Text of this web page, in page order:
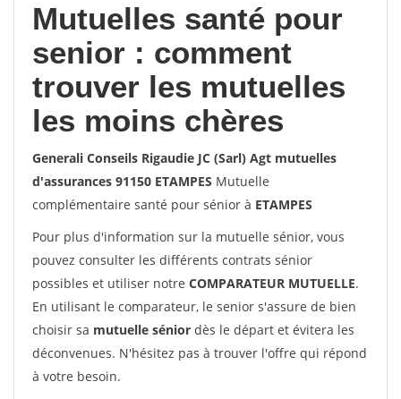
Mutuelles santé pour
senior : comment
trouver les mutuelles
les moins chères
Generali Conseils Rigaudie JC (Sarl) Agt mutuelles
d'assurances 91150 ETAMPES Mutuelle
complémentaire santé pour sénior à ETAMPES
Pour plus d'information sur la mutuelle sénior, vous
pouvez consulter les différents contrats sénior
possibles et utiliser notre COMPARATEUR MUTUELLE.
En utilisant le comparateur, le senior s'assure de bien
choisir sa mutuelle sénior dès le départ et évitera les
déconvenues. N'hésitez pas à trouver l'offre qui répond
à votre besoin.